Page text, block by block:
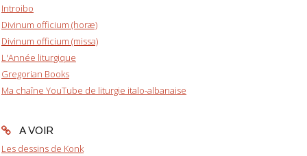
Introibo
Divinum officium (horæ)
Divinum officium (missa)
L'Année liturgique
Gregorian Books
Ma chaîne YouTube de liturgie italo-albanaise
A VOIR
Les dessins de Konk